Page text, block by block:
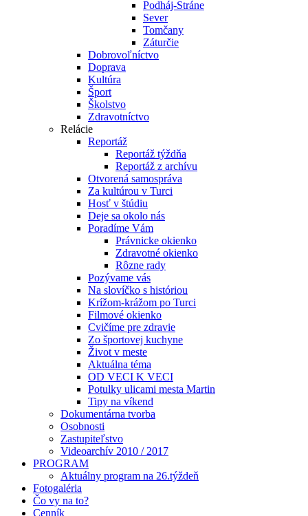
Podháj-Stráne
Sever
Tomčany
Záturčie
Dobrovoľníctvo
Doprava
Kultúra
Šport
Školstvo
Zdravotníctvo
Relácie
Reportáž
Reportáž týždňa
Reportáž z archívu
Otvorená samospráva
Za kultúrou v Turci
Hosť v štúdiu
Deje sa okolo nás
Poradíme Vám
Právnicke okienko
Zdravotné okienko
Rôzne rady
Pozývame vás
Na slovíčko s históriou
Krížom-krážom po Turci
Filmové okienko
Cvičíme pre zdravie
Zo športovej kuchyne
Život v meste
Aktuálna téma
OD VECI K VECI
Potulky ulicami mesta Martin
Tipy na víkend
Dokumentárna tvorba
Osobnosti
Zastupiteľstvo
Videoarchív 2010 / 2017
PROGRAM
Aktuálny program na 26.týždeň
Fotogaléria
Čo vy na to?
Cenník